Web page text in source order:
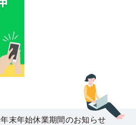
年末年始休業期間のお知らせ